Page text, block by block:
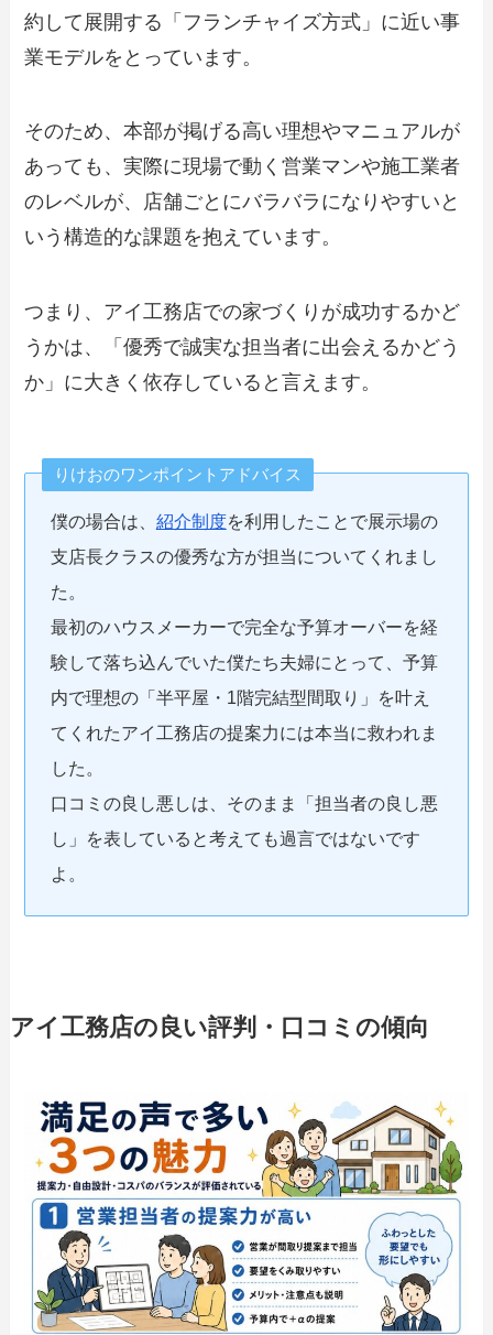
約して展開する「フランチャイズ方式」に近い事
業モデルをとっています。
そのため、本部が掲げる高い理想やマニュアルが
あっても、実際に現場で動く営業マンや施工業者
のレベルが、店舗ごとにバラバラになりやすいと
いう構造的な課題を抱えています。
つまり、アイ工務店での家づくりが成功するかど
うかは、「優秀で誠実な担当者に出会えるかどう
か」に大きく依存していると言えます。
りけおのワンポイントアドバイス
僕の場合は、 紹介制度を利用したことで展示場の
支店長クラスの優秀な方が担当についてくれまし
た。
最初のハウスメーカーで完全な予算オーバーを経
験して落ち込んでいた僕たち夫婦にとって、予算
内で理想の「半平屋・1階完結型間取り」を叶え
てくれたアイ工務店の提案力には本当に救われま
した。
口コミの良し悪しは、そのまま「担当者の良し悪
し」を表していると考えても過言ではないです
よ。
アイ工務店の良い評判・口コミの傾向